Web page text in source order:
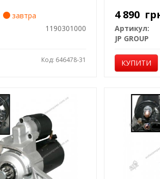
завтра
1190301000
Код: 646478-31
4 890
Артикул:
JP GROUP
КУПИТИ